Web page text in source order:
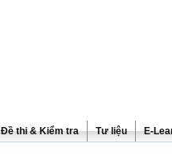
Đề thi & Kiểm tra Tư liệu E-